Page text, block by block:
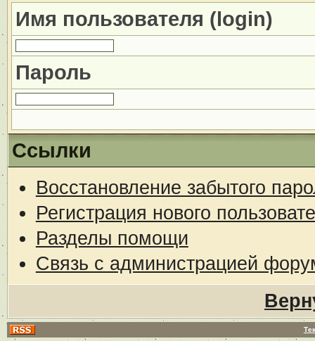
Имя пользователя (login)
Пароль
Ссылки
Восстановление забытого
Регистрация нового
Разделы помощи
Связь с администрацией